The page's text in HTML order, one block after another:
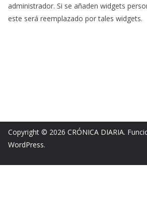
administrador. Si se añaden widgets
este será reemplazado por tales widgets.
Copyright © 2026 CRÓNICA DIARIA.
WordPress.